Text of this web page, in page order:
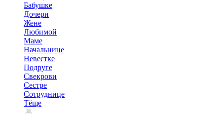
Бабушке
Дочери
Жене
Любимой
Маме
Начальнице
Невестке
Подруге
Свекрови
Сестре
Сотруднице
Тёще